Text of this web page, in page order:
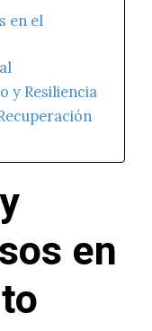
en el
y Resiliencia
en